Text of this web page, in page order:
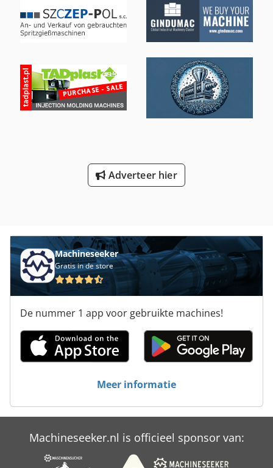
staat in onze fabriek in Parsdorf en is op korte termijn
beschikbaar. Verdere extra opties kunnen op aanvraag
worden aangeboden. We kijken uit naar uw aanvraag.
Adverteer hier
Machineseeker
Gratis in de store
De nummer 1 app voor gebruikte machines!
Meer informatie
Machineseeker.nl is officieel sponsor van: